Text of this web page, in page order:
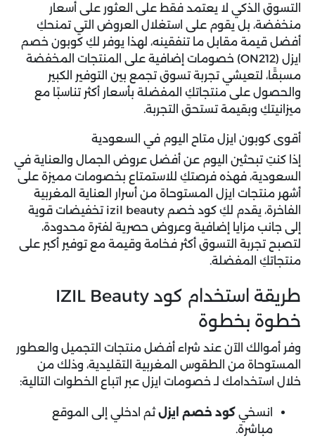
التسوق الذكي لا يعتمد فقط على العثور على أسعار
منخفضة، بل يقوم على استغلال العروض التي تمنحكِ
أفضل قيمة مقابل ما تنفقينه، لهذا يوفر لكِ كوبون خصم
ايزل (ON212)
خصومات إضافية على المنتجات المخفضة
مسبقًا، لتعيشي تجربة تسوق تجمع بين التوفير الكبير
والحصول على منتجاتكِ المفضلة بأسعار أكثر تناسبًا مع
ميزانيتكِ وبقيمة تستحق التجربة.
أقوى كوبون ايزل متاح اليوم في السعودية
إذا كنتِ تبحثين اليوم عن أفضل عروض الجمال والعناية في
السعودية، فهذه فرصتكِ للاستمتاع بخصومات مميزة على
أشهر منتجات ايزل المستوحاة من أسرار العناية المغربية
الفاخرة، يقدم لكِ كود خصم izil beauty تخفيضات قوية
إلى جانب مزايا إضافية وعروض حصرية لفترة محدودة،
لتصبح تجربة التسوق أكثر فخامة وقيمة مع توفير أكبر على
منتجاتكِ المفضلة.
طريقة استخدام كود IZIL Beauty
خطوة بخطوة
وفر أموالك الآن عند شراء أفضل منتجات التجميل والعطور
المستوحاة من الطقوس المغربية التقليدية، وذلك من
خلال استخدامك لـخصومات ايزل عبر اتباع الخطوات التالية:
انسخي كود خصم ايزل ثم ادخلي إلى الموقع
مباشرة.